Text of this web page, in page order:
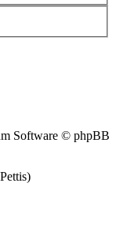
Software © phpBB